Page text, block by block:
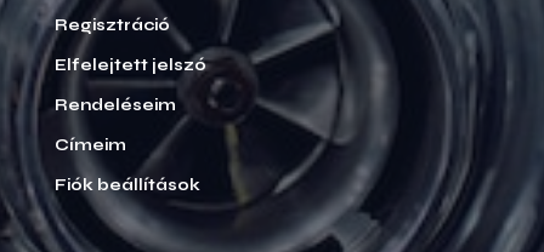
Regisztráció
Elfelejtett jelszó
Rendeléseim
Címeim
Fiók beállítások